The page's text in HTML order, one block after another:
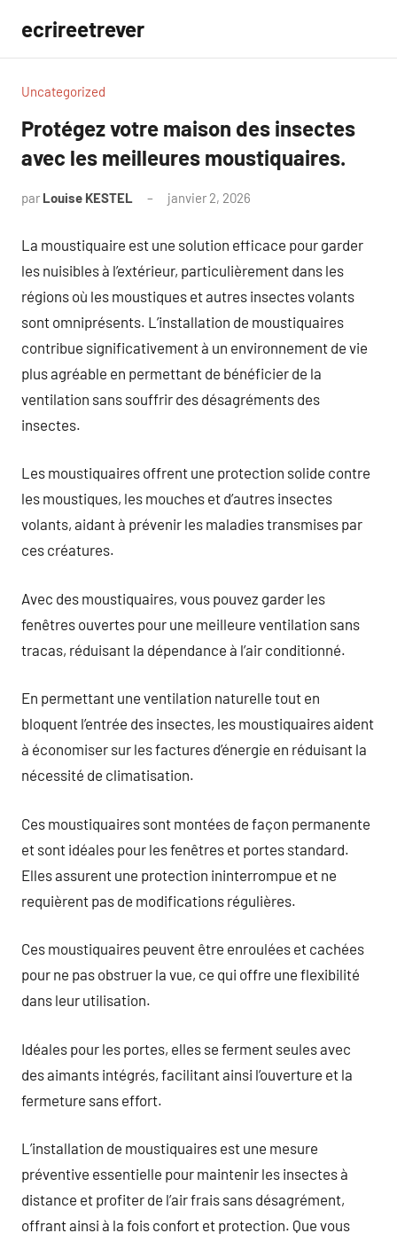
contenu
ecrireetrever
Uncategorized
Protégez votre maison des insectes
avec les meilleures moustiquaires.
par Louise KESTEL janvier 2, 2026
La moustiquaire est une solution efficace pour garder
les nuisibles à l’extérieur, particulièrement dans les
régions où les moustiques et autres insectes volants
sont omniprésents. L’installation de moustiquaires
contribue significativement à un environnement de vie
plus agréable en permettant de bénéficier de la
ventilation sans souffrir des désagréments des
insectes.
Les moustiquaires offrent une protection solide contre
les moustiques, les mouches et d’autres insectes
volants, aidant à prévenir les maladies transmises par
ces créatures.
Avec des moustiquaires, vous pouvez garder les
fenêtres ouvertes pour une meilleure ventilation sans
tracas, réduisant la dépendance à l’air conditionné.
En permettant une ventilation naturelle tout en
bloquent l’entrée des insectes, les moustiquaires aident
à économiser sur les factures d’énergie en réduisant la
nécessité de climatisation.
Ces moustiquaires sont montées de façon permanente
et sont idéales pour les fenêtres et portes standard.
Elles assurent une protection ininterrompue et ne
requièrent pas de modifications régulières.
Ces moustiquaires peuvent être enroulées et cachées
pour ne pas obstruer la vue, ce qui offre une flexibilité
dans leur utilisation.
Idéales pour les portes, elles se ferment seules avec
des aimants intégrés, facilitant ainsi l’ouverture et la
fermeture sans effort.
L’installation de moustiquaires est une mesure
préventive essentielle pour maintenir les insectes à
distance et profiter de l’air frais sans désagrément,
offrant ainsi à la fois confort et protection. Que vous